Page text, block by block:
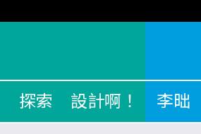
探索 設計啊！ 李昢